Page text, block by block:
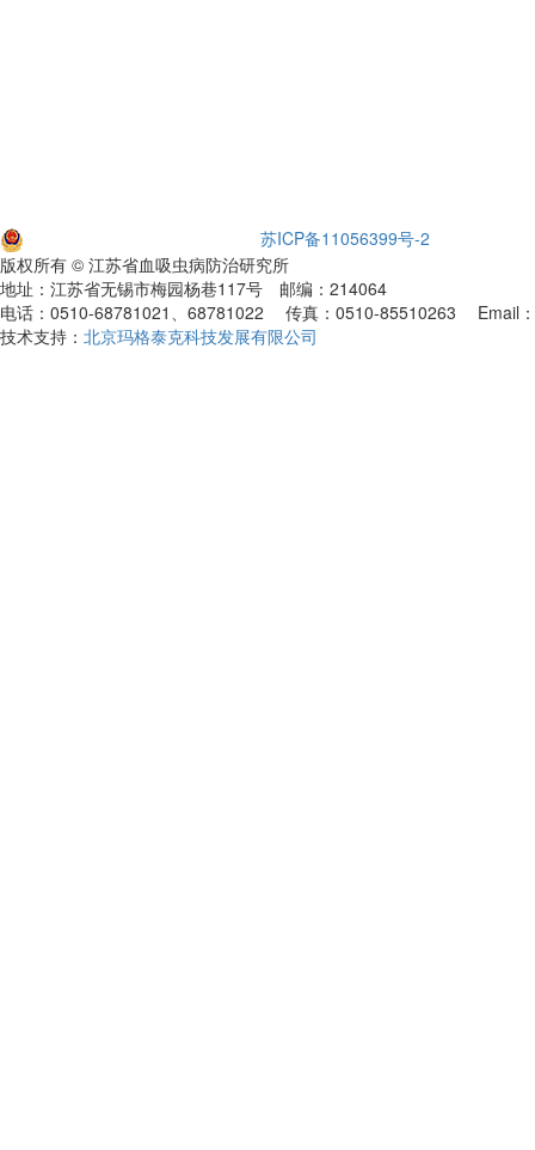
苏ICP备11056399号-2
版权所有 © 江苏省血吸虫病防治研究所
地址：江苏省无锡市梅园杨巷117号 邮编：214064
电话：0510-68781021、68781022 传真：0510-85510263 Email
技术支持： 北京玛格泰克科技发展有限公司